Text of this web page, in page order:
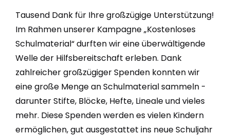
Tausend Dank für Ihre großzügige Unterstützung!
Im Rahmen unserer Kampagne „Kostenloses
Schulmaterial“ durften wir eine überwältigende
Welle der Hilfsbereitschaft erleben. Dank
zahlreicher großzügiger Spenden konnten wir
eine große Menge an Schulmaterial sammeln -
darunter Stifte, Blöcke, Hefte, Lineale und vieles
mehr. Diese Spenden werden es vielen Kindern
ermöglichen, gut ausgestattet ins neue Schuljahr